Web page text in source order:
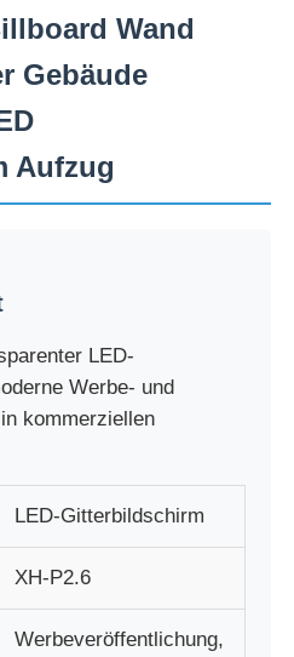
Wand
Gebäude
Aufzug
LED-
Werbe- und
kommerziellen
LED-Gitterbildschirm
XH-P2.6
Werbeveröffentlichung,